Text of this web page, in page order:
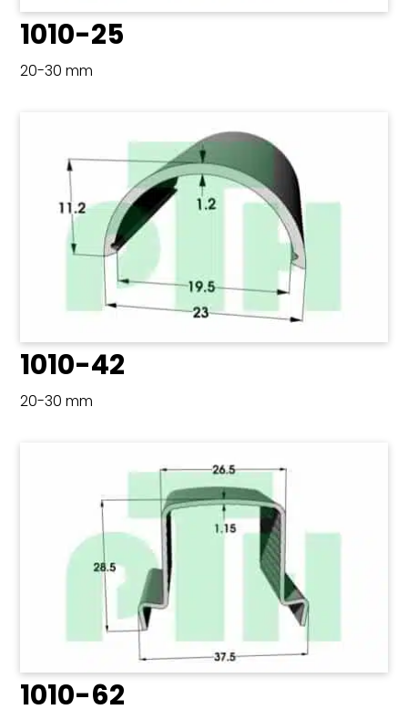
1010-25
20-30 mm
1010-42
20-30 mm
1010-62